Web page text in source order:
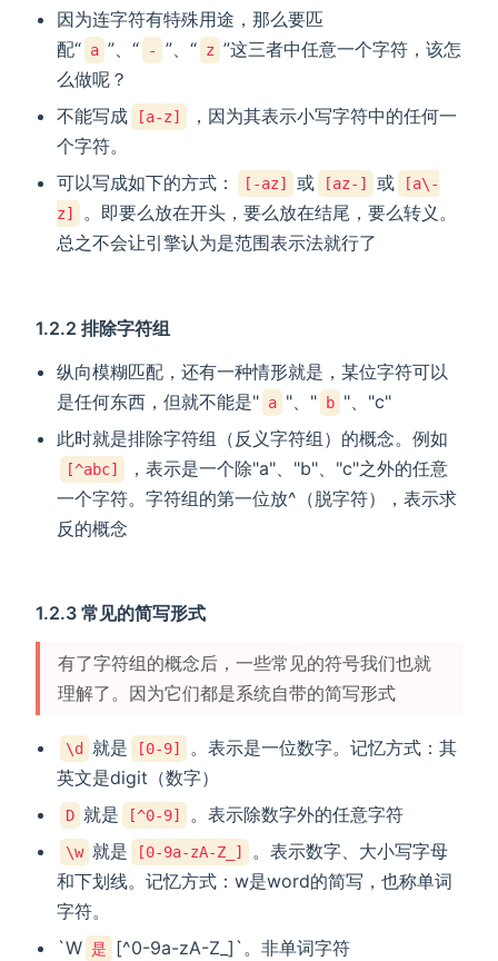
因为连字符有特殊用途，那么要匹
配“ a ”、“ - ”、“ z ”这三者中任意一个字符，该怎
么做呢？
不能写成
[a-z]
，因为其表示小写字符中的任何一
个字符。
可以写成如下的方式：
[-az] 或 [az-] 或
[a\-
z]
。即要么放在开头，要么放在结尾，要么转义。
总之不会让引擎认为是范围表示法就行了
1.2.2 排除字符组
纵向模糊匹配，还有一种情形就是，某位字符可以
是任何东西，但就不能是" a "、" b "、"c"
此时就是排除字符组（反义字符组）的概念。例如
[^abc]
，表示是一个除"a"、"b"、"c"之外的任意
一个字符。字符组的第一位放^（脱字符），表示求
反的概念
1.2.3 常见的简写形式
有了字符组的概念后，一些常见的符号我们也就
理解了。因为它们都是系统自带的简写形式
\d 就是 [0-9]
。表示是一位数字。记忆方式：其
英文是digit（数字）
D 就是 [^0-9] 。表示除数字外的任意字符
\w 就是 [0-9a-zA-Z_]
。表示数字、大小写字母
和下划线。记忆方式：w是word的简写，也称单词
字符。
`W 是 [^0-9a-zA-Z_]`。非单词字符